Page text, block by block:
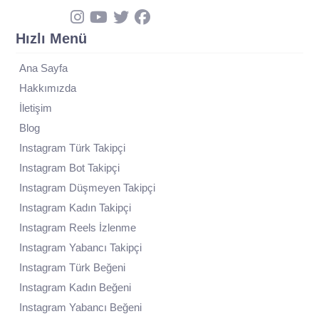
Hızlı Menü
Ana Sayfa
Hakkımızda
İletişim
Blog
Instagram Türk Takipçi
Instagram Bot Takipçi
Instagram Düşmeyen Takipçi
Instagram Kadın Takipçi
Instagram Reels İzlenme
Instagram Yabancı Takipçi
Instagram Türk Beğeni
Instagram Kadın Beğeni
Instagram Yabancı Beğeni